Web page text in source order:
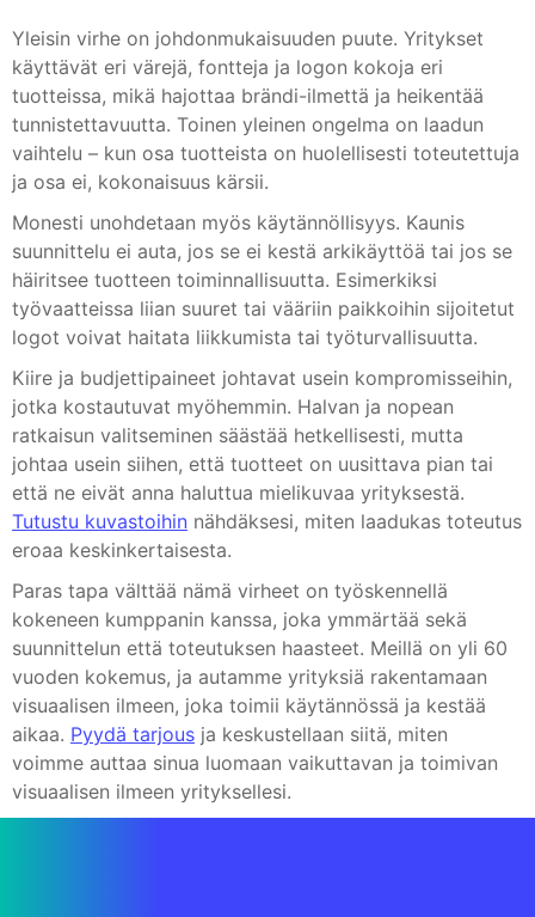
Yleisin virhe on johdonmukaisuuden puute. Yritykset
käyttävät eri värejä, fontteja ja logon kokoja eri
tuotteissa, mikä hajottaa brändi-ilmettä ja heikentää
tunnistettavuutta. Toinen yleinen ongelma on laadun
vaihtelu – kun osa tuotteista on huolellisesti toteutettuja
ja osa ei, kokonaisuus kärsii.
Monesti unohdetaan myös käytännöllisyys. Kaunis
suunnittelu ei auta, jos se ei kestä arkikäyttöä tai jos se
häiritsee tuotteen toiminnallisuutta. Esimerkiksi
työvaatteissa liian suuret tai vääriin paikkoihin sijoitetut
logot voivat haitata liikkumista tai työturvallisuutta.
Kiire ja budjettipaineet johtavat usein kompromisseihin,
jotka kostautuvat myöhemmin. Halvan ja nopean
ratkaisun valitseminen säästää hetkellisesti, mutta
johtaa usein siihen, että tuotteet on uusittava pian tai
että ne eivät anna haluttua mielikuvaa yrityksestä.
Tutustu kuvastoihin nähdäksesi, miten laadukas toteutus
eroaa keskinkertaisesta.
Paras tapa välttää nämä virheet on työskennellä
kokeneen kumppanin kanssa, joka ymmärtää sekä
suunnittelun että toteutuksen haasteet. Meillä on yli 60
vuoden kokemus, ja autamme yrityksiä rakentamaan
visuaalisen ilmeen, joka toimii käytännössä ja kestää
aikaa. Pyydä tarjous ja keskustellaan siitä, miten
voimme auttaa sinua luomaan vaikuttavan ja toimivan
visuaalisen ilmeen yrityksellesi.